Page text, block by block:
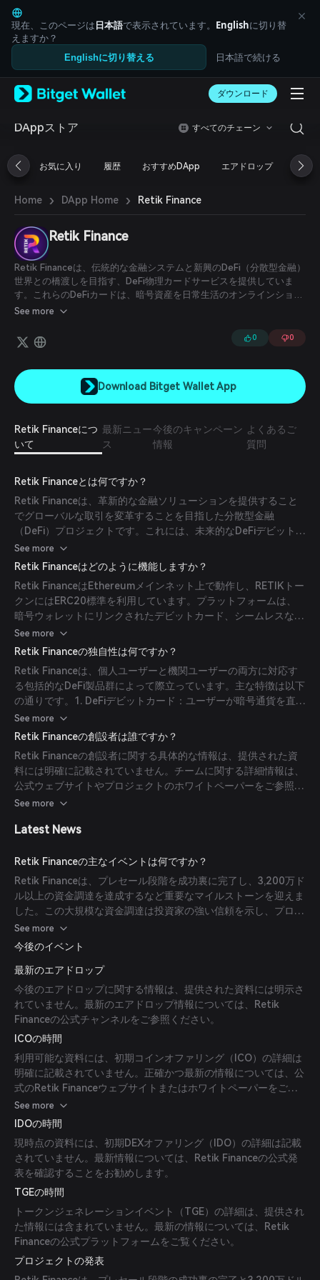
English
日本語
Tiếng Việt
Русский
Español (Latinoamérica)
Italiano
Deutsch
繁體中文
Português (Portugal)
ภาษาไทย
العربية
हिन्दी
বাংলা
Español
Português (Brasil)
Español (Argentina)
現在、このページは日本語で表示されています。 Englishに切り替
えますか？
Englishに切り替える 日本語で続ける
ダウンロード
DAppストア すべてのチェーン
お気に入り 履歴 おすすめDApp エアドロップ DeFi
Home › DApp Home › Retik Finance
Retik Finance
Retik Financeは、伝統的な金融システムと新興のDeFi（分散型金融）
世界との橋渡しを目指す、DeFi物理カードサービスを提供していま
す。これらのDeFiカードは、暗号資産を日常生活のオンラインショッ
ピング、請求書の支払い、さらにはATMでの現金引き出しに利用でき
ます。
See more
0 0
Download Bitget Wallet App
Retik Financeにつ
いて
最新ニュー
ス
今後のキャンペーン
情報
よくあるご
質問
Retik Financeとは何ですか？
Retik Financeは、革新的な金融ソリューションを提供すること
でグローバルな取引を変革することを目指した分散型金融
（DeFi）プロジェクトです。これには、未来的なDeFiデビットカ
ード、スマートな暗号支払いゲートウェイ、AI搭載のピアツーピ
ア貸付、多チェーン対応の非カストディアルで高セキュリティな
DeFiウォレットが含まれます。このプロジェクトのミッション
は、世界中の金融取引のあり方を再定義することです。
See more
Retik Financeはどのように機能しますか？
Retik FinanceはEthereumメインネット上で動作し、RETIKトー
クンにはERC20標準を利用しています。プラットフォームは、
暗号ウォレットにリンクされたデビットカード、シームレスな暗
号取引のための支払いゲートウェイ、効率的なピアツーピア貸付
を実現するAI駆動の貸付プラットフォーム、そして複数のブロッ
クチェーンをサポートする安全な非カストディアルウォレットな
ど、さまざまなDeFiサービスを統合しています。このエコシステ
ムにより、ユーザーはデジタル資産を効果的に管理・活用するこ
とが可能です。
See more
Retik Financeの独自性は何ですか？
Retik Financeは、個人ユーザーと機関ユーザーの両方に対応す
る包括的なDeFi製品群によって際立っています。主な特徴は以下
の通りです。1. DeFiデビットカード：ユーザーが暗号通貨を直接
利用でき、デジタル資産と日常の取引の橋渡しをします。2. スマ
ート暗号支払いゲートウェイ：商人と消費者向けにシームレスな
暗号決済を促進します。3. AI搭載のP2P貸付：人工知能を用いて
貸し手と借り手を効率的にマッチングします。4. マルチチェーン
非カストディアルウォレット：複数のブロックチェーン対応の安
全で多用途なウォレットを提供し、ユーザーが資産を完全に管理
できるようにします。
See more
Retik Financeの創設者は誰ですか？
Retik Financeの創設者に関する具体的な情報は、提供された資
料には明確に記載されていません。チームに関する詳細情報は、
公式ウェブサイトやプロジェクトのホワイトペーパーをご参照く
ださい。
See more
Latest News
Retik Financeの主なイベントは何ですか？
Retik Financeは、プレセール段階を成功裏に完了し、3,200万ド
ル以上の資金調達を達成するなど重要なマイルストーンを迎えま
した。この大規模な資金調達は投資家の強い信頼を示し、プロジ
ェクトの今後の成長と発展に向けた基盤となります。
See more
今後のイベント
最新のエアドロップ
今後のエアドロップに関する情報は、提供された資料には明示さ
れていません。最新のエアドロップ情報については、Retik
Financeの公式チャンネルをご参照ください。
ICOの時間
利用可能な資料には、初期コインオファリング（ICO）の詳細は
明確に記載されていません。正確かつ最新の情報については、公
式のRetik Financeウェブサイトまたはホワイトペーパーをご確
認ください。
See more
IDOの時間
現時点の資料には、初期DEXオファリング（IDO）の詳細は記載
されていません。最新情報については、Retik Financeの公式発
表を確認することをお勧めします。
TGEの時間
トークンジェネレーションイベント（TGE）の詳細は、提供され
た情報には含まれていません。最新の情報については、Retik
Financeの公式プラットフォームをご覧ください。
プロジェクトの発表